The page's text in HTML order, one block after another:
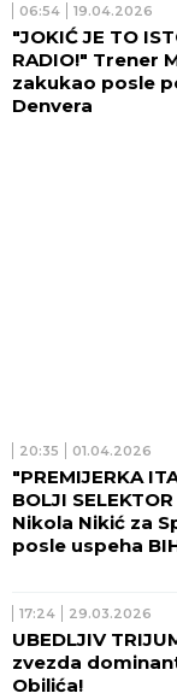
06:54 19.04.2026
"JOKIĆ JE TO
RADIO!" Trener
zakukao posle
Denvera
20:35 01.04.2026
"PREMIJERKA
BOLJI
Nikola Nikić za
posle uspeha
17:24 29.03.2026
UBEDLJIV
zvezda
Obilića!